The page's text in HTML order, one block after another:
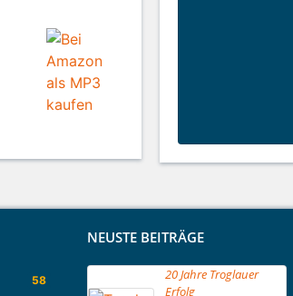
58
NEUSTE BEITRÄGE
20 Jahre Troglauer
Erfolg